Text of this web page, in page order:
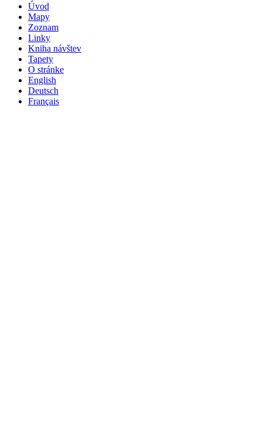
Úvod
Mapy
Zoznam
Linky
Kniha návštev
Tapety
O stránke
English
Deutsch
Français